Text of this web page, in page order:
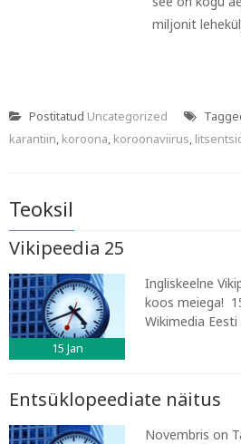
miljonit
Postitatud Uncategorized
karantiin, koroona, koroonaviirus,
Teoksil
Vikipeedia 25
15 Jan
Ingliskeelne
koos meiega!
Wikimedia
Entsüklopeediate näitus
Novembris on